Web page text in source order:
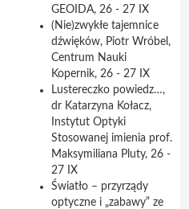
GEOIDA, 26 - 27 IX
(Nie)zwykłe tajemnice
dźwięków, Piotr Wróbel,
Centrum Nauki
Kopernik, 26 - 27 IX
Lustereczko powiedz…,
dr Katarzyna Kołacz,
Instytut Optyki
Stosowanej imienia prof.
Maksymiliana Pluty, 26 -
27 IX
Światło – przyrządy
optyczne i „zabawy” ze